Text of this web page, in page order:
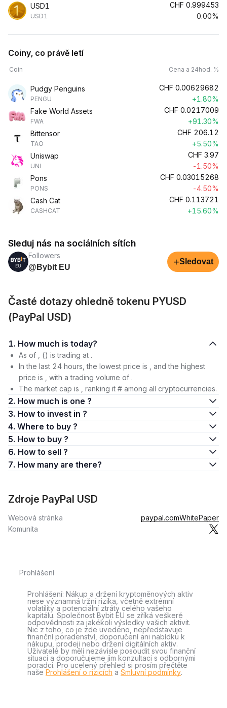
USD1
USD1
CHF 0.999453
0.00%
Coiny, co právě letí
Coin Cena a 24hod. %
Pudgy Penguins
PENGU
CHF 0.00629682
+1.80%
Fake World Assets
FWA
CHF 0.0217009
+91.30%
Bittensor
TAO
CHF 206.12
+5.50%
Uniswap
UNI
CHF 3.97
-1.50%
Pons
PONS
CHF 0.03015268
-4.50%
Cash Cat
CASHCAT
CHF 0.113721
+15.60%
Sleduj nás na sociálních sítích
Followers
@Bybit EU
+Sledovat
Časté dotazy ohledně tokenu PYUSD
(PayPal USD)
1. How much is today?
As of , () is trading at .
In the last 24 hours, the lowest price is , and the highest
price is , with a trading volume of .
The market cap is , ranking it # among all cryptocurrencies.
2. How much is one ?
3. How to invest in ?
4. Where to buy ?
5. How to buy ?
6. How to sell ?
7. How many are there?
Zdroje PayPal USD
Webová stránka paypal.comWhitePaper
Komunita
Prohlášení
Prohlášení: Nákup a držení kryptoměnových aktiv
nese významná tržní rizika, včetně extrémní
volatility a potenciální ztráty celého vašeho
kapitálu. Společnost Bybit EU se zříká veškeré
odpovědnosti za jakékoli výsledky vašich aktivit.
Nic z toho, co je zde uvedeno, nepředstavuje
finanční poradenství, doporučení ani nabídku k
nákupu, prodeji nebo držení digitálních aktiv.
Uživatelé by měli nezávisle posoudit svou finanční
situaci a doporučujeme jim konzultaci s odbornými
poradci. Pro ucelený přehled si prosím přečtěte
naše Prohlášení o rizicích a Smluvní podmínky.